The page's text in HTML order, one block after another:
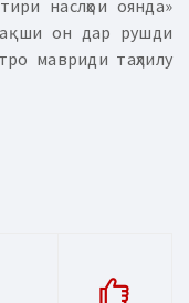
наслҳои оянда»
он дар рушди
мавриди таҳлилу